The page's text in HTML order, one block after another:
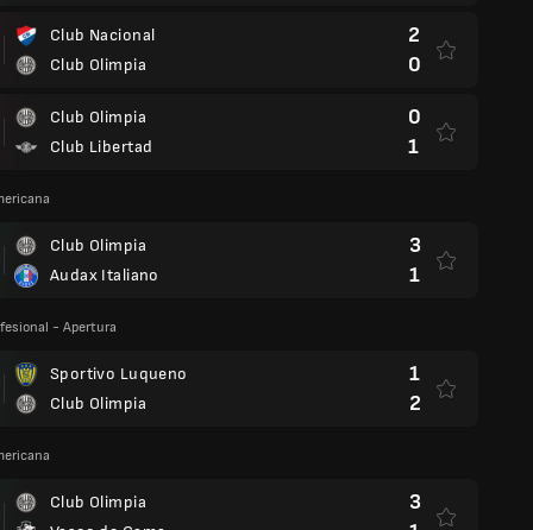
Club Nacional
Club Olimpia
2
0
Club Olimpia
Club Libertad
0
1
Club Olimpia
Audax Italiano
3
1
- Apertura
Sportivo Luqueno
Club Olimpia
1
2
Club Olimpia
3